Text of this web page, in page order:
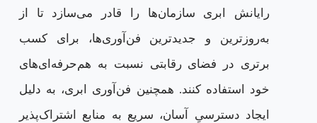
رایانش ابری سازمان‌ها را قادر می‌سازد تا از
به‌روزترین و جدیدترین فن‌آوری‌ها، برای کسب
برتری در فضای رقابتی نسبت به هم‌حرفه‌ای‌های
خود استفاده کنند. همچنین فن‌آوری ابری، به دلیل
ایجاد دسترسیِ آسان، سریع به منابع اشتراک‌پذیر